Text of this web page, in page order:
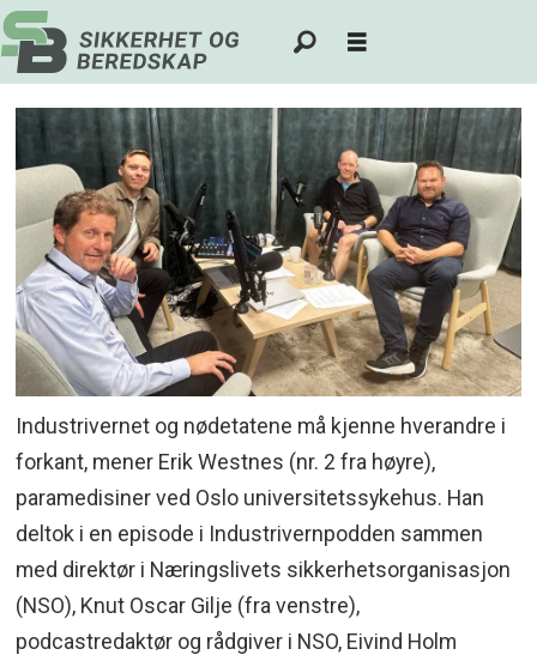
Industrivernet og nødetatene må kjenne hverandre i
forkant, mener Erik Westnes (nr. 2 fra høyre),
paramedisiner ved Oslo universitetssykehus. Han
deltok i en episode i Industrivernpodden sammen
med direktør i Næringslivets sikkerhetsorganisasjon
(NSO), Knut Oscar Gilje (fra venstre),
podcastredaktør og rådgiver i NSO, Eivind Holm